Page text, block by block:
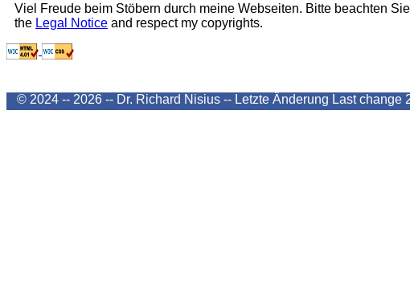
Viel Freude beim Stöbern durch meine Webseiten. Bitte beachten
the Legal Notice and respect my copyrights.
© 2024 -- 2026 -- Dr. Richard Nisius -- Letzte Änderung Last change